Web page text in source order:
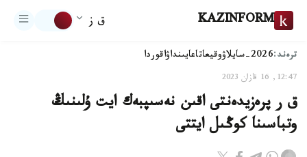
KAZINFORM ق ز
ترەند:2026-سايلاۋ وقيعاتاعايىنداۋاقوردا
12:47, 16 قازان 2023
ق ر پرەزيدەنتى اقىن نەسىپبەك ايت ۇلىنىڭ
وتباسىنا كوڭىل ايتتى